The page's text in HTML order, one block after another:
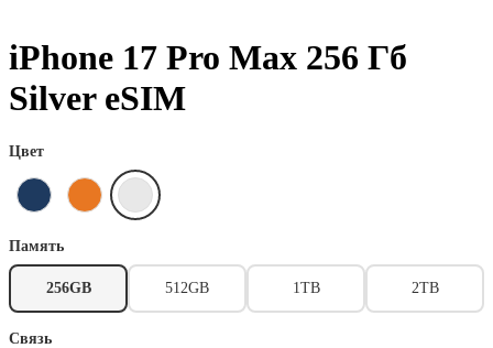
iPhone 17 Pro Max 256 Гб
Silver eSIM
Цвет
Память
256GB 512GB 1TB 2TB
Связь